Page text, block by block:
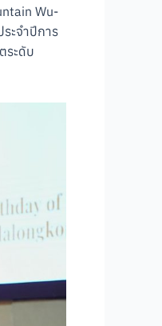
Wu-
ะจำปีการ
ระดับ